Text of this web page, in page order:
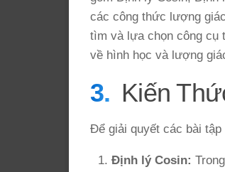
các công thức lượng
tìm và lựa chọn công cụ
về hình học và lượng
Kiến
Để giải quyết các bài tập
Định lý Cosin: